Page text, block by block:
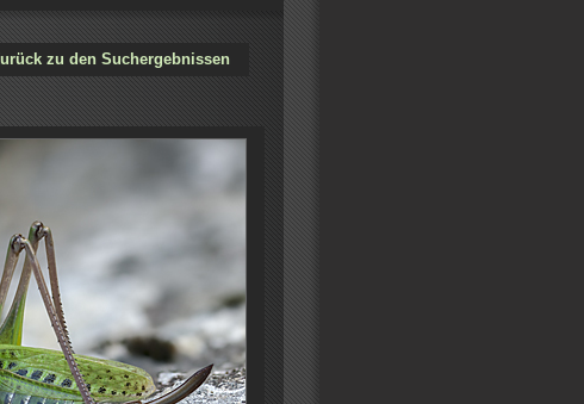
zu den Suchergebnissen